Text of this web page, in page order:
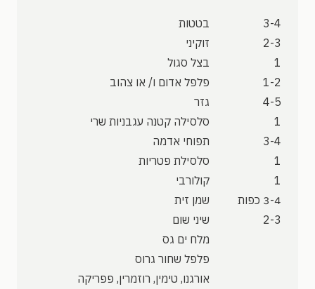
3-4
בטטות
2-3
זוקיני
1
בצל סגול
1-2
פלפל אדום ו/ או צהוב
4-5
גזר
1
סלסילה קטנה עגבניות שרי
3-4
תפוחי אדמה
1
סלסילת פטריות
1
קולורבי
3-4 כפות
שמן זית
2-3
שיני שום
מלח ים גס
פלפל שחור גרוס
אורגנו, טימין, רוזמרין, פפריקה